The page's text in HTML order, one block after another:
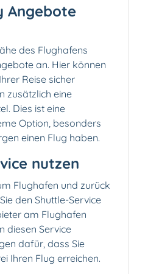
Angebote
des Flughafens
an. Hier können
Reise sicher
zusätzlich eine
Dies ist eine
Option, besonders
einen Flug haben.
nutzen
Flughafen und zurück
den Shuttle-Service
am Flughafen
diesen Service
dafür, dass Sie
Ihren Flug erreichen.